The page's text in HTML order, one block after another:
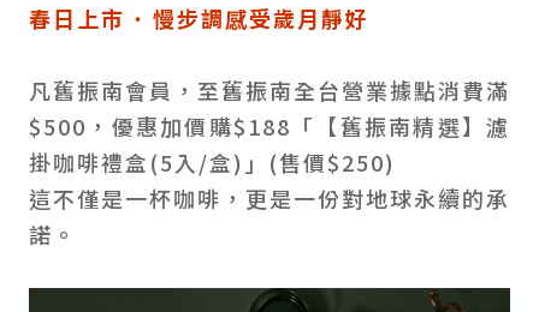
© 2026 JIU ZHEN NAN.CO All rights reserved
春日上市 ˙ 慢步調感受歲月靜好
凡舊振南會員，至舊振南全台營業據點消費滿
$500，優惠加價購$188「【舊振南精選】濾
掛咖啡禮盒(5入/盒)」(售價$250)
這不僅是一杯咖啡，更是一份對地球永續的承
諾。